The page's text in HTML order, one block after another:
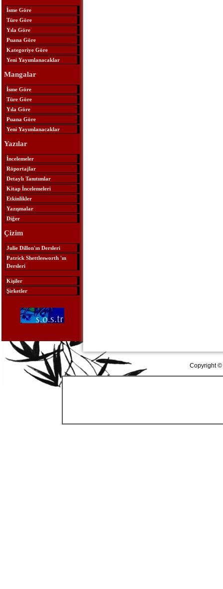
İsme Göre
Türe Göre
Yıla Göre
Puana Göre
Kategoriye Göre
Yeni Yayımlanacaklar
Mangalar
İsme Göre
Türe Göre
Yıla Göre
Puana Göre
Yeni Yayımlanacaklar
Yazılar
İncelemeler
Röportajlar
Detaylı Tanıtımlar
Kitap İncelemeleri
Etkinlikler
Yazışmalar
Diğer
Çizim
Julie Dillon'ın Dersleri
Patrick Shettlesworth 'ın
Dersleri
Kişiler
Şirketler
Copyright ©